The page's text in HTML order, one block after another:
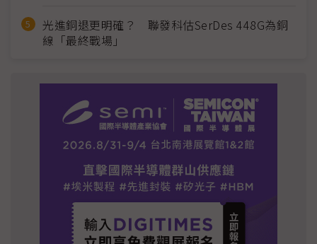
光進銅退更明確？ 聯發科估SerDes 448G為銅
線「最終戰場」